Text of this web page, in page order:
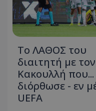
Το ΛΑΘΟΣ του
διαιτητή με τον
Κακουλλή που...
διόρθωσε - εν
UEFA